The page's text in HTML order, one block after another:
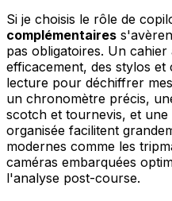
Si je choisis le rôle de
complémentaires
pas obligatoires. Un
efficacement, des stylos
lecture pour déchiffrer
un chronomètre précis,
scotch et tournevis, et
organisée facilitent
modernes comme les
caméras embarquées
l'analyse post-course.